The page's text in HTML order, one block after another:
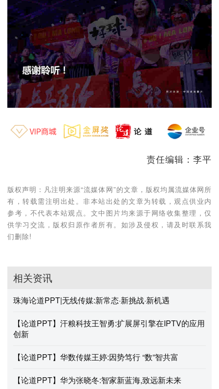
责任编辑：李平
版权声明：凡注明来源“流媒体网”的文章，版权均属流媒体网所
有，转载需注明出处。非本站出处的文章为转载，观点供业内
参考，不代表本站观点。文中图片均来源于网络收集整理，仅
供学习交流，版权归原作者所有。如涉及侵权，请及时联系我
们删除!
相关资讯
珠海论道PPT|无线传媒:新常态·新挑战·新机遇
【论道PPT】汗粮科技王智勇:扩展屏引擎在IPTV的应用
创新
【论道PPT】华数传媒王婷:因势笃行 “数”智共富
【论道PPT】华为张晓冬:智家新蓝海,致远新未来